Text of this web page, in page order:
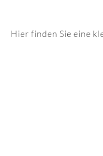
Hier finden Sie eine